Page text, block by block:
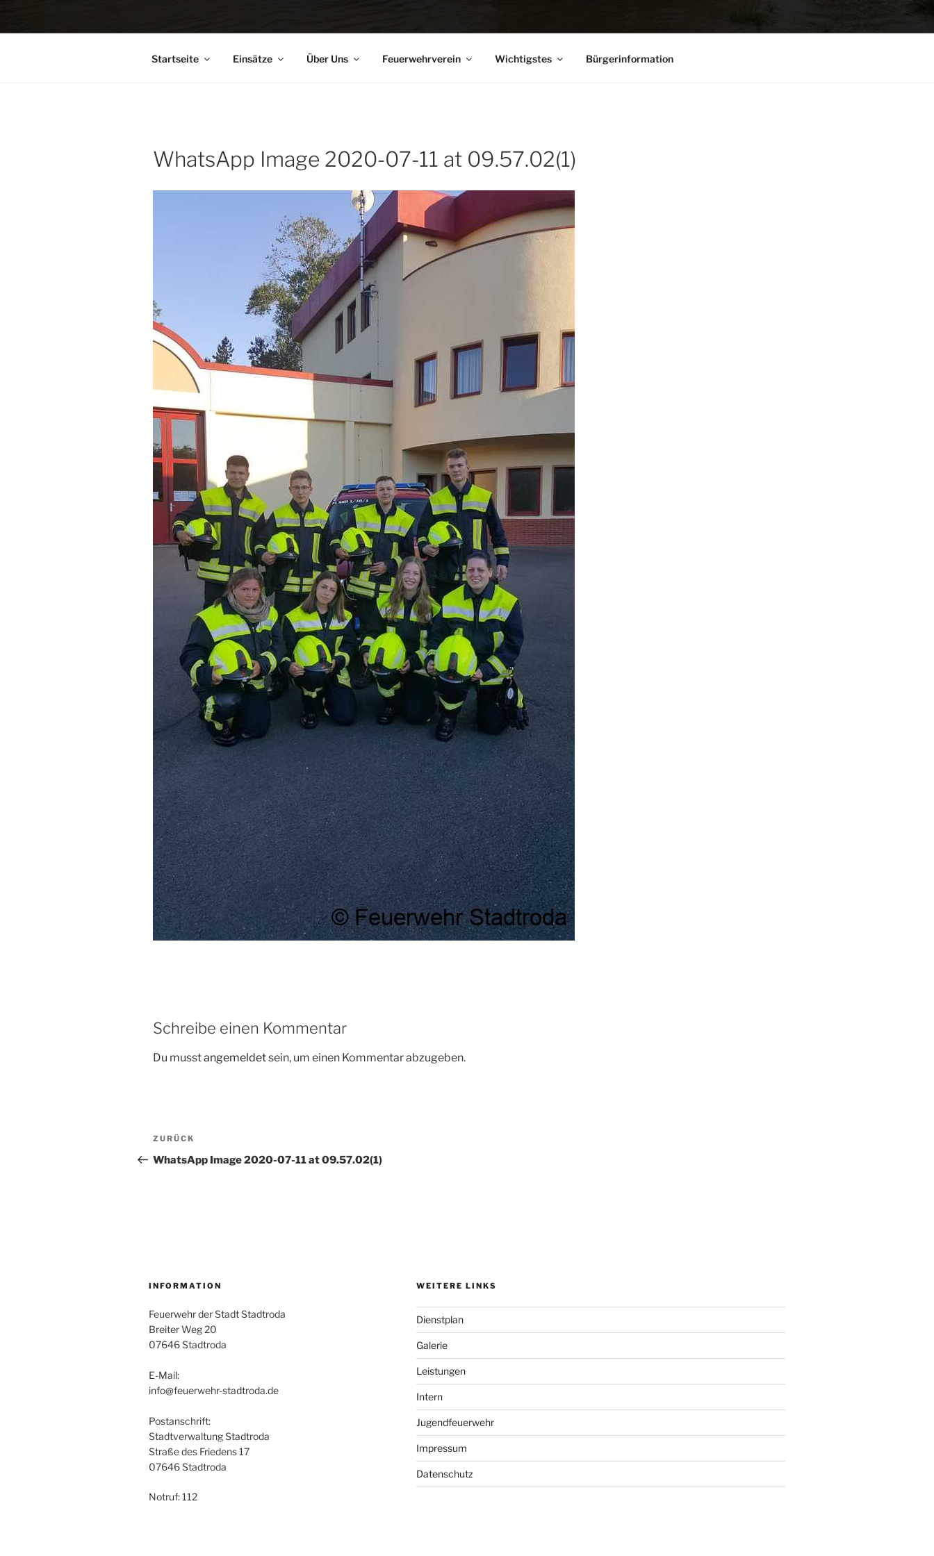
Startseite Einsätze Über Uns Feuerwehrverein Wichtigstes Bürgerinformation
WhatsApp Image 2020-07-11 at 09.57.02(1)
Schreibe einen Kommentar
Du musstangemeldetsein, um einen Kommentar abzugeben.
Beitragsnavigation
Vorheriger
Beitrag
ZURÜCK
WhatsApp Image 2020-07-11 at 09.57.02(1)
INFORMATION
Feuerwehr der Stadt Stadtroda
Breiter Weg 20
07646 Stadtroda
E-Mail:
info@feuerwehr-stadtroda.de
Postanschrift:
Stadtverwaltung Stadtroda
Straße des Friedens 17
07646 Stadtroda
Notruf: 112
WEITERE LINKS
Dienstplan
Galerie
Leistungen
Intern
Jugendfeuerwehr
Impressum
Datenschutz